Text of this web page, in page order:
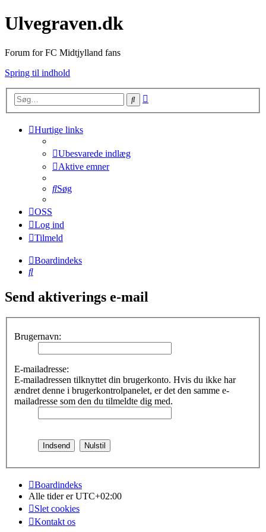
Ulvegraven.dk
Forum for FC Midtjylland fans
Spring til indhold
Søg
Hurtige links
Ubesvarede indlæg
Aktive emner
Søg
OSS
Log ind
Tilmeld
Boardindeks
Søg
Send aktiverings e-mail
Brugernavn:
E-mailadresse:
E-mailadressen tilknyttet din brugerkonto. Hvis du ikke har
ændret denne i brugerkontrolpanelet, er det den samme e-
mailadresse som den du tilmeldte dig med.
Boardindeks
Alle tider erUTC+02:00
Slet cookies
Kontakt os